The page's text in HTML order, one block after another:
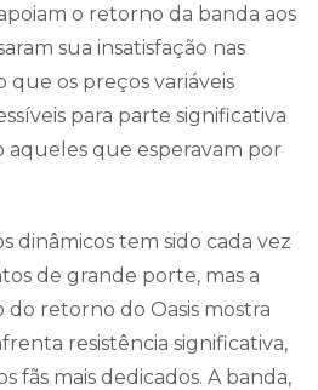
o retorno da banda aos
sua insatisfação nas
que os preços variáveis
para parte significativa
que esperavam por
dinâmicos tem sido cada vez
de grande porte, mas a
retorno do Oasis mostra
resistência significativa,
fãs mais dedicados. A banda,